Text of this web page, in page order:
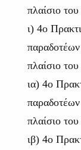
πλαίσιο
ι) 4ο
πλαίσιο
ια) 4ο
πλαίσιο
ιβ) 4ο